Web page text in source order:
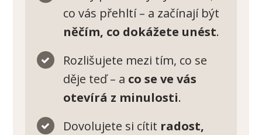
co vás přehltí – a začínají být
něčím, co dokážete unést.
Rozlišujete mezi tím, co se
děje teď – a co se ve vás
otevírá z minulosti.
Dovolujete si cítit radost,